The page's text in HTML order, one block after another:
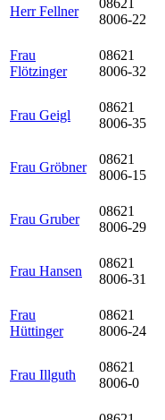
Herr Fellner
08621
8006-22
Frau
Flötzinger
08621
8006-32
Frau Geigl
08621
8006-35
Frau Gröbner
08621
8006-15
Frau Gruber
08621
8006-29
Frau Hansen
08621
8006-31
Frau
Hüttinger
08621
8006-24
Frau Illguth
08621
8006-0